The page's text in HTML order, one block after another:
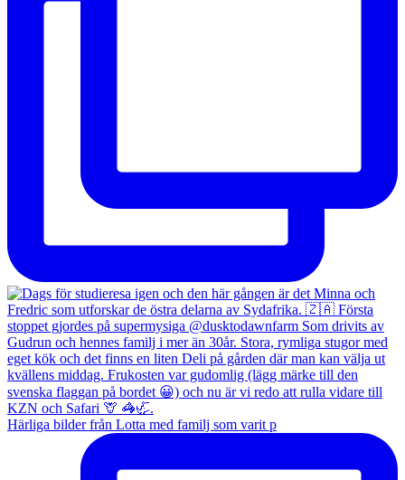
Härliga bilder från Lotta med familj som varit p